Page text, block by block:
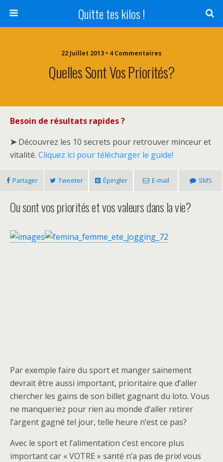
Quitte tes kilos !
22 Juillet 2013 • 4 Commentaires
Quelles Sont Vos Priorités?
Besoin de résultats rapides ?
➤Découvrez les 10 secrets pour retrouver minceur et
vitalité. Cliquez ici pour télécharger le guide!
Partager Tweeter Épingler E-mail SMS
Ou sont vos priorités et vos valeurs dans la vie?
Par exemple faire du sport et manger sainement
devrait être aussi important, prioritaire que d’aller
chercher les gains de son billet gagnant du loto. Vous
ne manqueriez pour rien au monde d’aller retirer
l’argent gagné tel jour, telle heure n’est ce pas?
Avec le sport et l’alimentation c’est encore plus
important car « VOTRE » santé n’a pas de prix! vous